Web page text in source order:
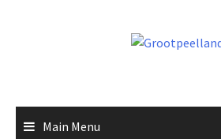
Main Menu